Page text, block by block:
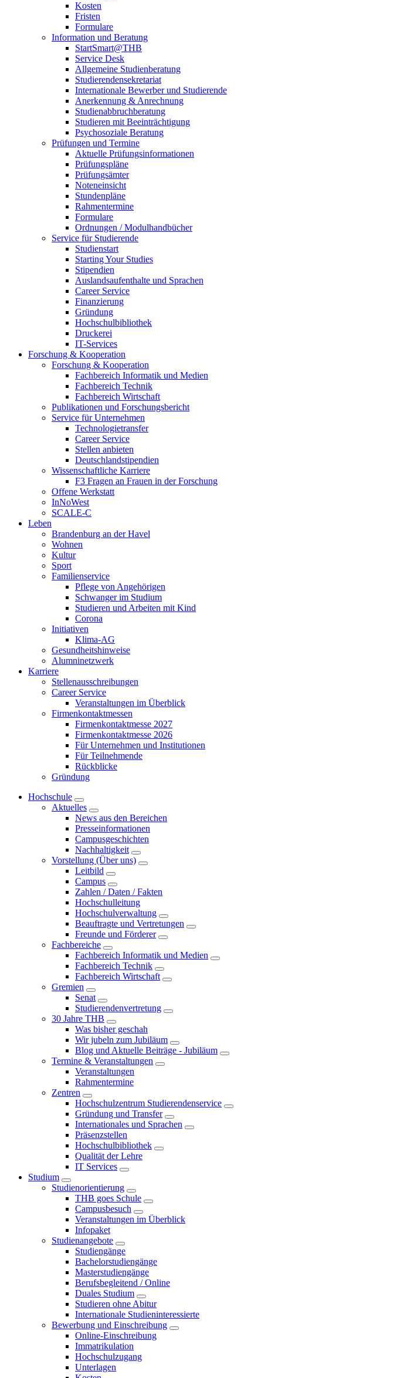
Kosten
Fristen
Formulare
Information und Beratung
StartSmart@THB
Service Desk
Allgemeine Studienberatung
Studierendensekretariat
Internationale Bewerber und Studierende
Anerkennung & Anrechnung
Studienabbruchberatung
Studieren mit Beeinträchtigung
Psychosoziale Beratung
Prüfungen und Termine
Aktuelle Prüfungsinformationen
Prüfungspläne
Prüfungsämter
Noteneinsicht
Stundenpläne
Rahmentermine
Formulare
Ordnungen / Modulhandbücher
Service für Studierende
Studienstart
Starting Your Studies
Stipendien
Auslandsaufenthalte und Sprachen
Career Service
Finanzierung
Gründung
Hochschulbibliothek
Druckerei
IT-Services
Forschung & Kooperation
Forschung & Kooperation
Fachbereich Informatik und Medien
Fachbereich Technik
Fachbereich Wirtschaft
Publikationen und Forschungsbericht
Service für Unternehmen
Technologietransfer
Career Service
Stellen anbieten
Deutschlandstipendien
Wissenschaftliche Karriere
F3 Fragen an Frauen in der Forschung
Offene Werkstatt
InNoWest
SCALE-C
Leben
Brandenburg an der Havel
Wohnen
Kultur
Sport
Familienservice
Pflege von Angehörigen
Schwanger im Studium
Studieren und Arbeiten mit Kind
Corona
Initiativen
Klima-AG
Gesundheitshinweise
Alumninetzwerk
Karriere
Stellenausschreibungen
Career Service
Veranstaltungen im Überblick
Firmenkontaktmessen
Firmenkontaktmesse 2027
Firmenkontaktmesse 2026
Für Unternehmen und Institutionen
Für Teilnehmende
Rückblicke
Gründung
Hochschule
Aktuelles
News aus den Bereichen
Presseinformationen
Campusgeschichten
Nachhaltigkeit
Vorstellung (Über uns)
Leitbild
Campus
Zahlen / Daten / Fakten
Hochschulleitung
Hochschulverwaltung
Beauftragte und Vertretungen
Freunde und Förderer
Fachbereiche
Fachbereich Informatik und Medien
Fachbereich Technik
Fachbereich Wirtschaft
Gremien
Senat
Studierendenvertretung
30 Jahre THB
Was bisher geschah
Wir jubeln zum Jubiläum
Blog und Aktuelle Beiträge - Jubiläum
Termine & Veranstaltungen
Veranstaltungen
Rahmentermine
Zentren
Hochschulzentrum Studierendenservice
Gründung und Transfer
Internationales und Sprachen
Präsenzstellen
Hochschulbibliothek
Qualität der Lehre
IT Services
Studium
Studienorientierung
THB goes Schule
Campusbesuch
Veranstaltungen im Überblick
Infopaket
Studienangebote
Studiengänge
Bachelorstudiengänge
Masterstudiengänge
Berufsbegleitend / Online
Duales Studium
Studieren ohne Abitur
Internationale Studieninteressierte
Bewerbung und Einschreibung
Online-Einschreibung
Immatrikulation
Hochschulzugang
Unterlagen